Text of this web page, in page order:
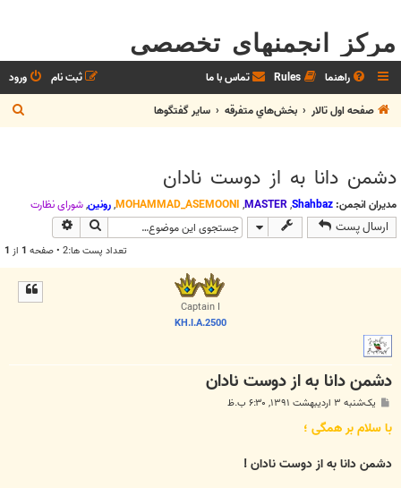
مرکز انجمنهای تخصصی
راهنما Rules تماس با ما ورود
ثبت نام
صفحه اول تالار
بخش‌‌هاي متفرقه ساير گفتگوها
س
دشمن دانا به از دوست نادان
مدیران انجمن: Shahbaz
,
MASTER
,
MOHAMMAD_ASEMOONI
,رونین,شوراي نظارت
ارسال پست جستجو
تعداد پست ها:2 • صفحه 1 از 1
Captain I
KH.I.A.2500
دشمن دانا به از دوست نادان
ت
یک‌شنبه ۳ اردیبهشت ۱۳۹۱, ۶:۳۰ ب.ظ
با سلام بر همگی ؛
دشمن دانا به از دوست نادان !